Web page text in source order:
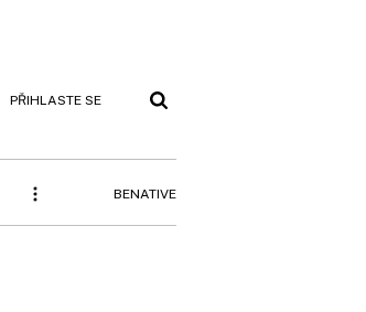
PŘIHLASTE SE
BENATIVE